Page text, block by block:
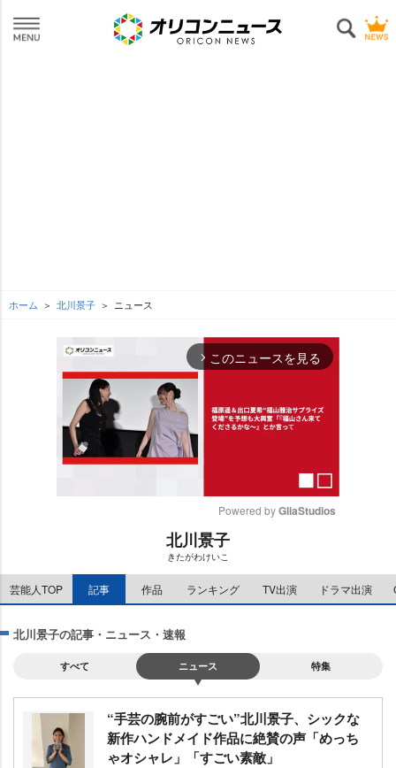
ホーム 北川景子 ニュース
arrow_forward_ios このニュースを見る
e
Powered by GliaStudios
北川景子
きたがわけいこ
芸能人TOP 記事 作品 ランキング TV出演 ドラマ出演
北川景子の記事・ニュース・速報
すべて ニュース 特集
“手芸の腕前がすごい”北川景子、シックな
新作ハンドメイド作品に絶賛の声「めっち
ゃオシャレ」「すごい素敵」